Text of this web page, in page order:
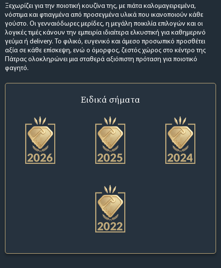
Ξεχωρίζει για την ποιοτική κουζίνα της, με πιάτα καλομαγειρεμένα,
νόστιμα και φτιαγμένα από προσεγμένα υλικά που ικανοποιούν κάθε
γούστο. Οι γενναιόδωρες μερίδες, η μεγάλη ποικιλία επιλογών και οι
λογικές τιμές κάνουν την εμπειρία ιδιαίτερα ελκυστική για καθημερινό
γεύμα ή delivery. Το φιλικό, ευγενικό και άμεσο προσωπικό προσθέτει
αξία σε κάθε επίσκεψη, ενώ ο όμορφος, ζεστός χώρος στο κέντρο της
Πάτρας ολοκληρώνει μια σταθερά αξιόπιστη πρόταση για ποιοτικό
φαγητό.
Ειδικά σήματα